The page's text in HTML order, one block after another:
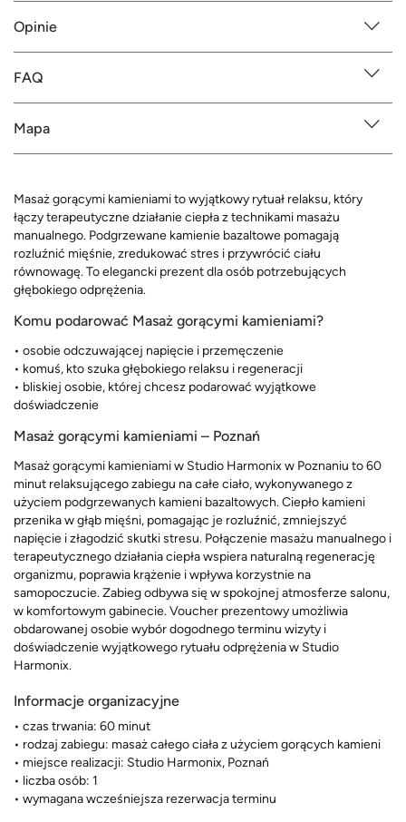
Opinie
FAQ
Mapa
Masaż gorącymi kamieniami to wyjątkowy rytuał relaksu, który
łączy terapeutyczne działanie ciepła z technikami masażu
manualnego. Podgrzewane kamienie bazaltowe pomagają
rozluźnić mięśnie, zredukować stres i przywrócić ciału
równowagę. To elegancki prezent dla osób potrzebujących
głębokiego odprężenia.
Komu podarować Masaż gorącymi kamieniami?
• osobie odczuwającej napięcie i przemęczenie
• komuś, kto szuka głębokiego relaksu i regeneracji
• bliskiej osobie, której chcesz podarować wyjątkowe
doświadczenie
Masaż gorącymi kamieniami – Poznań
Masaż gorącymi kamieniami w Studio Harmonix w Poznaniu to 60
minut relaksującego zabiegu na całe ciało, wykonywanego z
użyciem podgrzewanych kamieni bazaltowych. Ciepło kamieni
przenika w głąb mięśni, pomagając je rozluźnić, zmniejszyć
napięcie i złagodzić skutki stresu. Połączenie masażu manualnego i
terapeutycznego działania ciepła wspiera naturalną regenerację
organizmu, poprawia krążenie i wpływa korzystnie na
samopoczucie. Zabieg odbywa się w spokojnej atmosferze salonu,
w komfortowym gabinecie. Voucher prezentowy umożliwia
obdarowanej osobie wybór dogodnego terminu wizyty i
doświadczenie wyjątkowego rytuału odprężenia w Studio
Harmonix.
Informacje organizacyjne
• czas trwania: 60 minut
• rodzaj zabiegu: masaż całego ciała z użyciem gorących kamieni
• miejsce realizacji: Studio Harmonix, Poznań
• liczba osób: 1
• wymagana wcześniejsza rezerwacja terminu